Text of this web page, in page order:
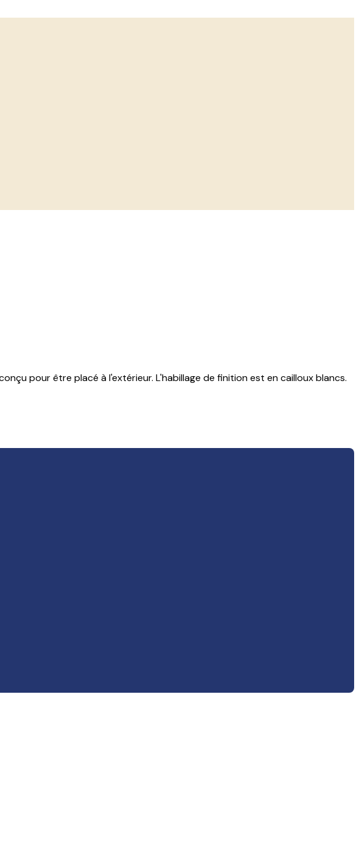
pour être placé à l'extérieur. L'habillage de finition est en cailloux blancs.